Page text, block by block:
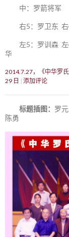
中：罗箭将军
右5：罗卫东
左5：罗训森
华
2014.7.27，《中华罗
29 日
添加评论
标题插图： 罗
陈勇